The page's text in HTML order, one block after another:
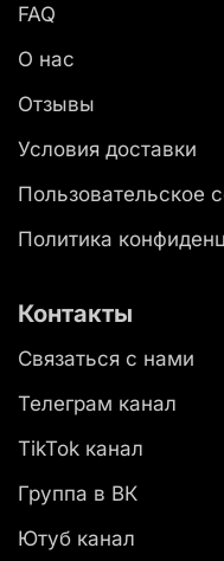
FAQ
О нас
Отзывы
Условия доставки
Пользовательское
Политика
Контакты
Связаться с нами
Телеграм канал
TikTok канал
Группа в ВК
Ютуб канал